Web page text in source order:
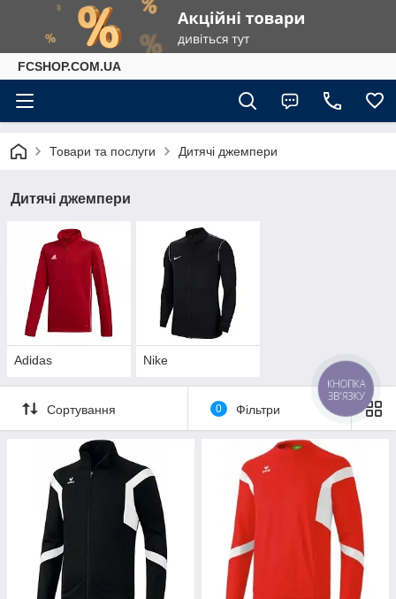
FCSHOP.COM.UA
Товари та послуги Дитячі джемпери
Дитячі джемпери
Adidas Nike
Сортування 0 Фільтри
КНОПКА
ЗВ'ЯЗКУ